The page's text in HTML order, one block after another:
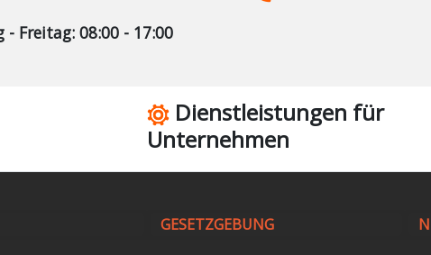
- Freitag: 08:00 - 17:00
Dienstleistungen für
Unternehmen
GESETZGEBUNG